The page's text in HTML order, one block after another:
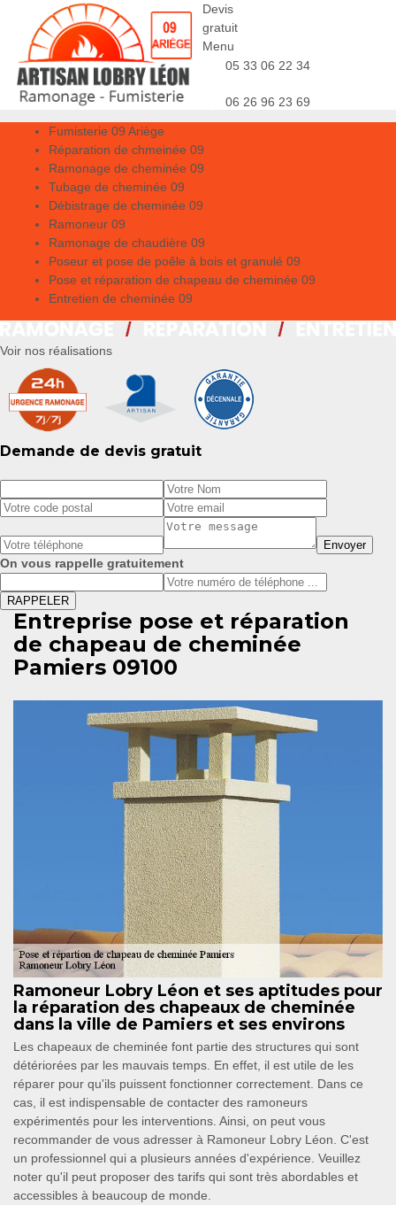
Devis
gratuit
Menu
05 33 06 22 34
06 26 96 23 69
Fumisterie 09 Ariège
Réparation de chmeinée 09
Ramonage de cheminée 09
Tubage de cheminée 09
Débistrage de cheminée 09
Ramoneur 09
Ramonage de chaudière 09
Poseur et pose de poêle à bois et granulé 09
Pose et réparation de chapeau de cheminée 09
Entretien de cheminée 09
Voir nos réalisations
Demande de devis gratuit
On vous rappelle gratuitement
Entreprise pose et réparation
de chapeau de cheminée
Pamiers 09100
Ramoneur Lobry Léon et ses aptitudes pour
la réparation des chapeaux de cheminée
dans la ville de Pamiers et ses environs
Les chapeaux de cheminée font partie des structures qui sont
détériorées par les mauvais temps. En effet, il est utile de les
réparer pour qu'ils puissent fonctionner correctement. Dans ce
cas, il est indispensable de contacter des ramoneurs
expérimentés pour les interventions. Ainsi, on peut vous
recommander de vous adresser à Ramoneur Lobry Léon. C'est
un professionnel qui a plusieurs années d'expérience. Veuillez
noter qu'il peut proposer des tarifs qui sont très abordables et
accessibles à beaucoup de monde.